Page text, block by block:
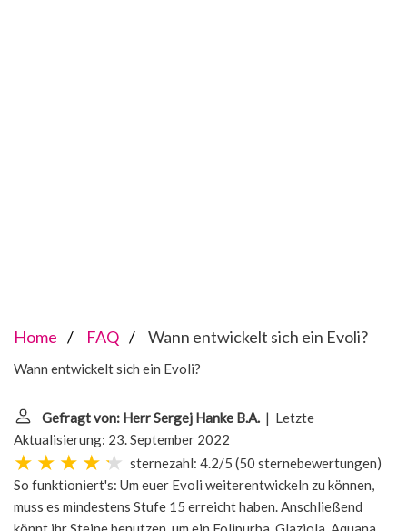
Home FAQ Wann entwickelt sich ein Evoli?
Wann entwickelt sich ein Evoli?
Gefragt von: Herr Sergej Hanke B.A. | Letzte
Aktualisierung: 23. September 2022
sternezahl: 4.2/5 (50 sternebewertungen)
So funktioniert's: Um euer Evoli weiterentwickeln zu können,
muss es mindestens Stufe 15 erreicht haben. Anschließend